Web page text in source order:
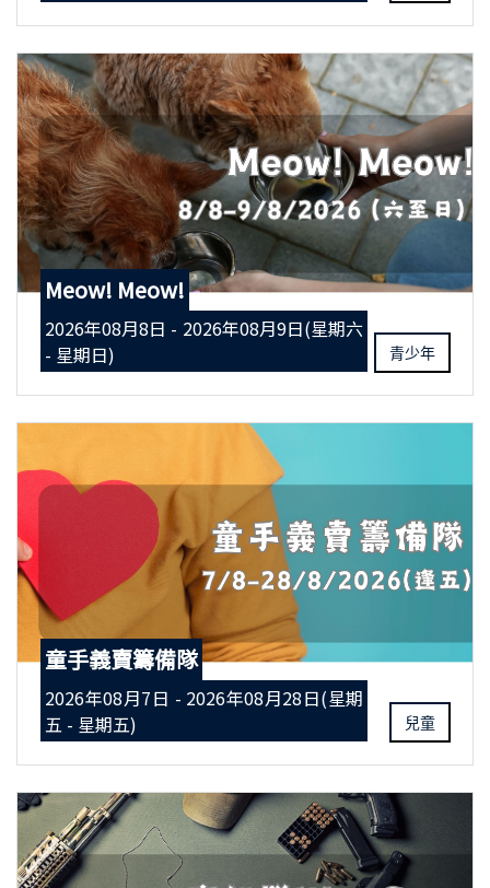
Meow! Meow!
2026年08月8日 - 2026年08月9日(星期六
- 星期日)
青少年
童手義賣籌備隊
2026年08月7日 - 2026年08月28日(星期
五 - 星期五)
兒童